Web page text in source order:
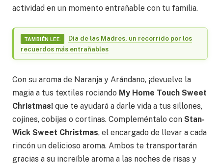
actividad en un momento entrañable con tu familia.
TAMBIÉN LEE.
Día de las Madres, un recorrido por los
recuerdos más entrañables
Con su aroma de Naranja y Arándano, ¡devuelve la
magia a tus textiles rociando My Home Touch Sweet
Christmas! que te ayudará a darle vida a tus sillones,
cojines, cobijas o cortinas. Compleméntalo con Stan-
Wick Sweet Christmas, el encargado de llevar a cada
rincón un delicioso aroma. Ambos te transportarán
gracias a su increíble aroma a las noches de risas y